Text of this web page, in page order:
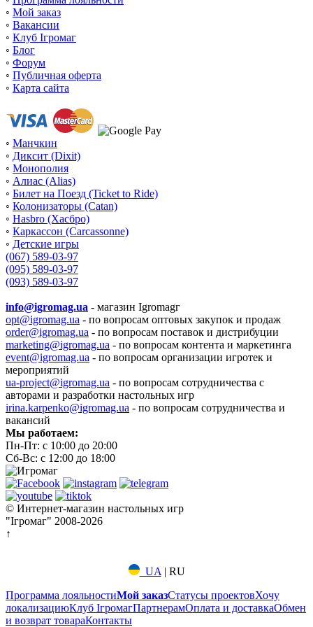
◦ Мой заказ
◦ Вакансии
◦ Клуб Ігромаг
◦ Блог
◦ Форум
◦ Публичная оферта
◦ Карта сайта
◦ Манчкин
◦ Диксит (Dixit)
◦ Монополия
◦ Алиас (Alias)
◦ Билет на Поезд (Ticket to Ride)
◦ Колонизаторы (Catan)
◦ Hasbro (Хасбро)
◦ Каркассон (Carcassonne)
◦ Детские игры
(067) 589-03-97
(095) 589-03-97
(093) 589-03-97
info@igromag.ua - магазин Igromagг
opt@igromag.ua - по вопросам оптовых закупок и продаж
order@igromag.ua - по вопросам поставок и дистрибуции
marketing@igromag.ua - по вопросам контента и маркетинга
event@igromag.ua - по вопросам организации игротек и
мероприятий
ua-project@igromag.ua - по вопросам сотрудничества с
авторами и разработки настольных игр
irina.karpenko@igromag.ua - по вопросам сотрудничества и
вакансий
Мы работаем:
Пн-Пт: с 10:00 до 20:00
Сб-Вс: с 12:00 до 18:00
© Интернет-магазин настольных игр
"Ігромаг" 2008-2026
↑
UA | RU
Программа лояльностиМой заказСтатусы проектовХочу
локализациюКлуб ІгромагПартнерамОплата и доставкаОбмен
и возврат товараКонтакты